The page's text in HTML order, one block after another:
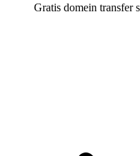
Gratis domein transfer